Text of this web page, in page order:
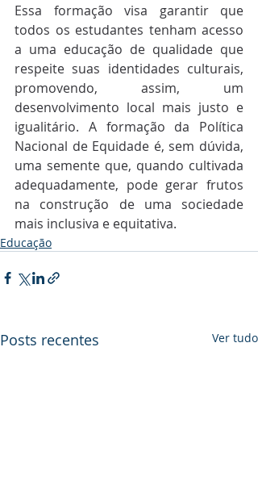
Essa formação visa garantir que
todos os estudantes tenham acesso
a uma educação de qualidade que
respeite suas identidades culturais,
promovendo, assim, um
desenvolvimento local mais justo e
igualitário. A formação da Política
Nacional de Equidade é, sem dúvida,
uma semente que, quando cultivada
adequadamente, pode gerar frutos
na construção de uma sociedade
mais inclusiva e equitativa.
Educação
Posts recentes Ver tudo